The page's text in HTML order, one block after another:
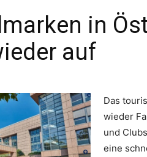
in
auf
Das
wieder
und
eine